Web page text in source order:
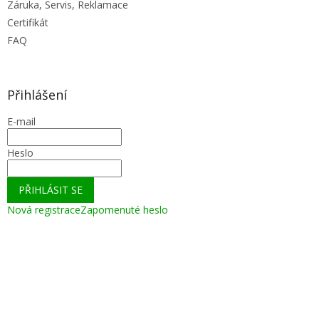
Záruka, Servis, Reklamace
Certifikát
FAQ
Přihlášení
E-mail
Heslo
PŘIHLÁSIT SE
Nová registraceZapomenuté heslo